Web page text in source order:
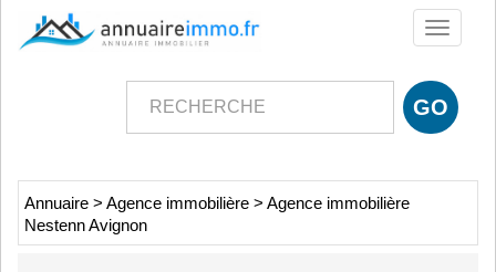
Toggle
Annuaire > Agence immobilière > Agence immobilière
Nestenn Avignon